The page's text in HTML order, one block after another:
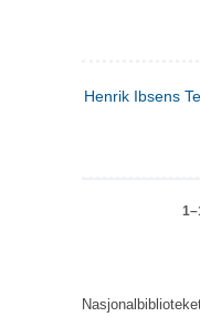
Henrik Ibsens